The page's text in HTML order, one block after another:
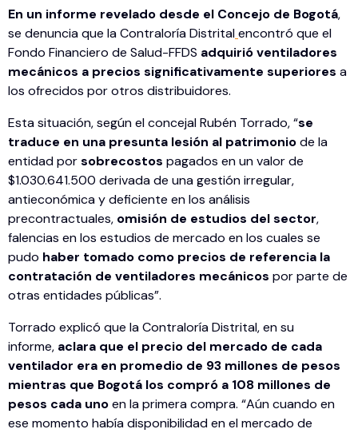
En un informe revelado desde el Concejo de Bogotá,
se denuncia que la Contraloría Distritalencontró que el
Fondo Financiero de Salud-FFDS adquirió ventiladores
mecánicos a precios significativamente superiores a
los ofrecidos por otros distribuidores.
Esta situación, según el concejal Rubén Torrado, “se
traduce en una presunta lesión al patrimoniode la
entidad porsobrecostos pagados en un valor de
$1.030.641.500 derivada de una gestión irregular,
antieconómica y deficiente en los análisis
precontractuales, omisión de estudios del sector,
falencias en los estudios de mercado en los cuales se
pudo haber tomado como precios de referencia la
contratación de ventiladores mecánicos por parte de
otras entidades públicas”.
Torrado explicó que la Contraloría Distrital, en su
informe, aclara que el precio del mercado de cada
ventilador era en promedio de 93 millones de pesos
mientras que Bogotá los compró a 108 millones de
pesos cada unoen la primera compra. “Aún cuando en
ese momento había disponibilidad en el mercado de